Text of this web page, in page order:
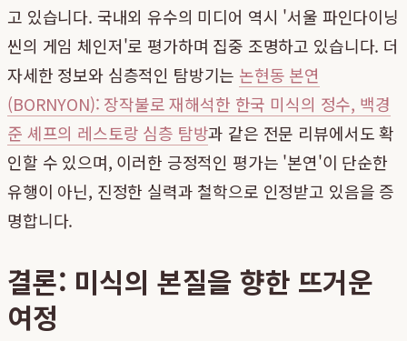
고 있습니다. 국내외 유수의 미디어 역시 '서울 파인다이닝
씬의 게임 체인저'로 평가하며 집중 조명하고 있습니다. 더
자세한 정보와 심층적인 탐방기는 논현동 본연
(BORNYON): 장작불로 재해석한 한국 미식의 정수, 백경
준 셰프의 레스토랑 심층 탐방과 같은 전문 리뷰에서도 확
인할 수 있으며, 이러한 긍정적인 평가는 '본연'이 단순한
유행이 아닌, 진정한 실력과 철학으로 인정받고 있음을 증
명합니다.
결론: 미식의 본질을 향한 뜨거운
여정